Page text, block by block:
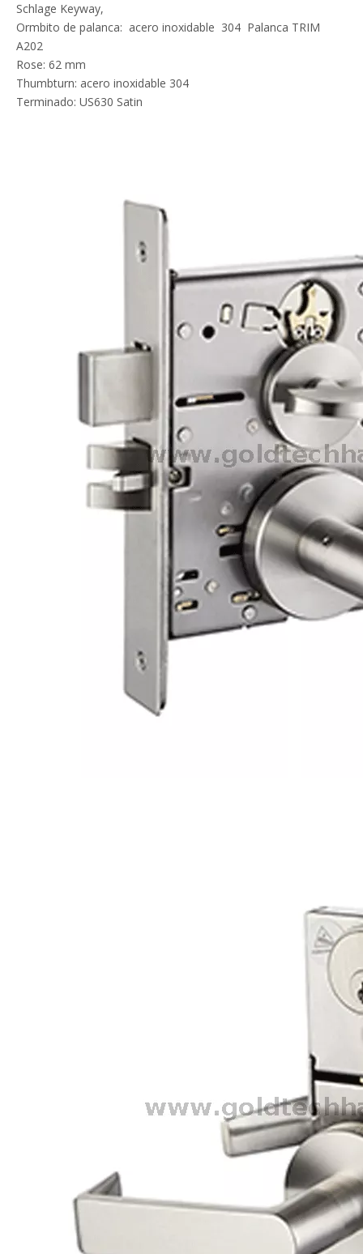
Schlage Keyway,
Ormbito de palanca: acero inoxidable 304 Palanca TRIM
A202
Rose: 62 mm
Thumbturn: acero inoxidable 304
Terminado: US630 Satin